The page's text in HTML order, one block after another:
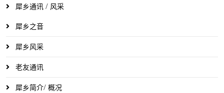
犀乡通讯 / 风采
犀乡之音
犀乡风采
老友通讯
犀乡简介/ 概况